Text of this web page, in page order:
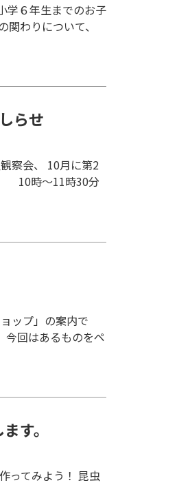
学６年生までのお子
わりについて、
らせ
察会、 10月に第2
10時～11時30分
ップ」の案内で
今回はあるものをペ
す。
ってみよう！ 昆虫